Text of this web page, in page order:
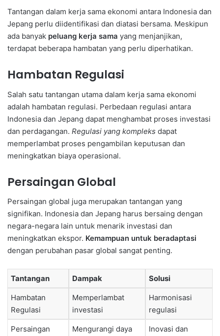
Tantangan dalam kerja sama ekonomi antara Indonesia dan
Jepang perlu diidentifikasi dan diatasi bersama. Meskipun
ada banyak peluang kerja sama yang menjanjikan,
terdapat beberapa hambatan yang perlu diperhatikan.
Hambatan Regulasi
Salah satu tantangan utama dalam kerja sama ekonomi
adalah hambatan regulasi. Perbedaan regulasi antara
Indonesia dan Jepang dapat menghambat proses investasi
dan perdagangan. Regulasi yang kompleks dapat
memperlambat proses pengambilan keputusan dan
meningkatkan biaya operasional.
Persaingan Global
Persaingan global juga merupakan tantangan yang
signifikan. Indonesia dan Jepang harus bersaing dengan
negara-negara lain untuk menarik investasi dan
meningkatkan ekspor. Kemampuan untuk beradaptasi
dengan perubahan pasar global sangat penting.
Tantangan Dampak Solusi
Hambatan
Regulasi
Memperlambat
investasi
Harmonisasi
regulasi
Persaingan
Mengurangi daya
Inovasi dan